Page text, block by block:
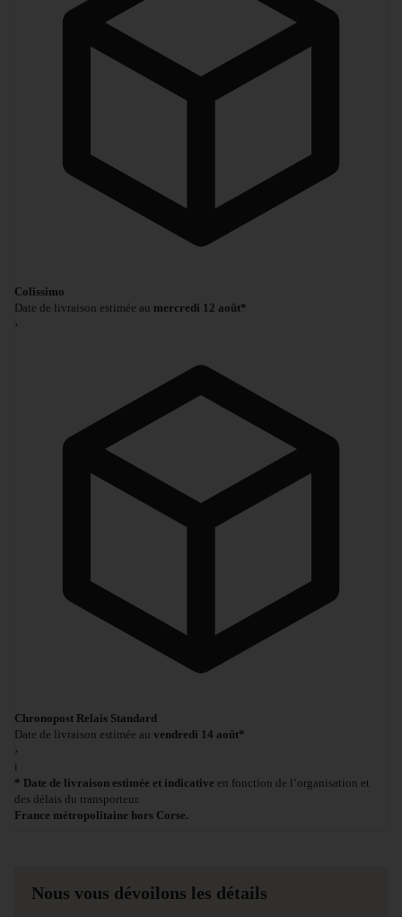
Colissimo
Date de livraison estimée au mercredi 12 août*
›
Chronopost Relais Standard
Date de livraison estimée au vendredi 14 août*
›
i
* Date de livraison estimée et indicative en fonction de l’organisation et
des délais du transporteur.
France métropolitaine hors Corse.
Nous vous dévoilons les détails